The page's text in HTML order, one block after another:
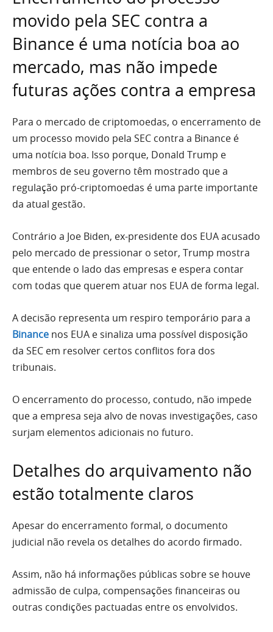
movido pela SEC contra a
Binance é uma notícia boa ao
mercado, mas não impede
futuras ações contra a empresa
Para o mercado de criptomoedas, o encerramento de
um processo movido pela SEC contra a Binance é
uma notícia boa. Isso porque, Donald Trump e
membros de seu governo têm mostrado que a
regulação pró-criptomoedas é uma parte importante
da atual gestão.
Contrário a Joe Biden, ex-presidente dos EUA acusado
pelo mercado de pressionar o setor, Trump mostra
que entende o lado das empresas e espera contar
com todas que querem atuar nos EUA de forma legal.
A decisão representa um respiro temporário para a
Binance nos EUA e sinaliza uma possível disposição
da SEC em resolver certos conflitos fora dos
tribunais.
O encerramento do processo, contudo, não impede
que a empresa seja alvo de novas investigações, caso
surjam elementos adicionais no futuro.
Detalhes do arquivamento não
estão totalmente claros
Apesar do encerramento formal, o documento
judicial não revela os detalhes do acordo firmado.
Assim, não há informações públicas sobre se houve
admissão de culpa, compensações financeiras ou
outras condições pactuadas entre os envolvidos.